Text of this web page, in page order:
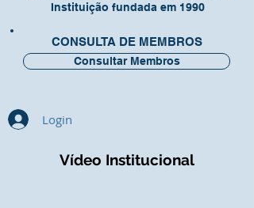
Instituição fundada em 1990
CONSULTA DE MEMBROS
Consultar Membros
Login
Vídeo Institucional